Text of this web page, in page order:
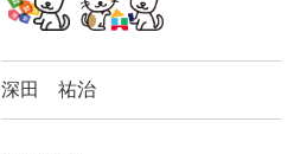
深田 祐治